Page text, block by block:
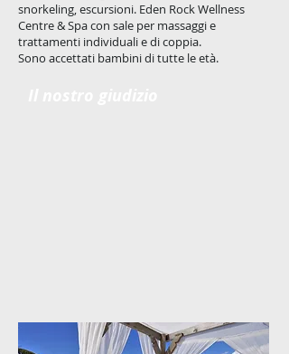
snorkeling, escursioni. Eden Rock Wellness
Centre & Spa con sale per massaggi e
trattamenti individuali e di coppia.
Sono accettati bambini di tutte le età.